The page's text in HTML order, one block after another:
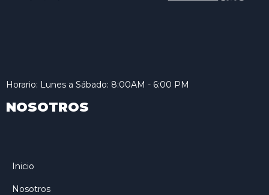
Horario: Lunes a Sábado: 8:00AM - 6:00 PM
NOSOTROS
Inicio
Nosotros